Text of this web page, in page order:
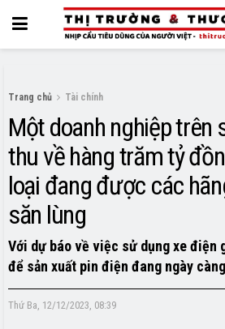
Trang chủ Tài chính
Một doanh nghiệp trên
thu về hàng trăm tỷ
loại đang được các
săn lùng
Với dự báo về việc sử dụng xe điện
để sản xuất pin điện đang ngày
Thứ Ba, 12/12/2023, 08:39